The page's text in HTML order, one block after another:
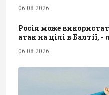
06.08.2026
Росія може
атак на цілі в Балтії,
06.08.2026